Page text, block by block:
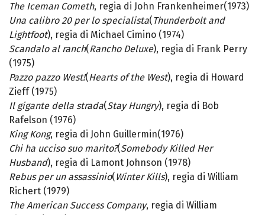
The Iceman Cometh, regia di John Frankenheimer(1973)
Una calibro 20 per lo specialista( Thunderbolt and
Lightfoot), regia di Michael Cimino (1974)
Scandalo al ranch(Rancho Deluxe), regia di Frank Perry
(1975)
Pazzo pazzo West!(Hearts of the West), regia di Howard
Zieff (1975)
Il gigante della strada(Stay Hungry), regia di Bob
Rafelson (1976)
King Kong, regia di John Guillermin(1976)
Chi ha ucciso suo marito?(Somebody Killed Her
Husband), regia di Lamont Johnson (1978)
Rebus per un assassinio( Winter Kills), regia di William
Richert (1979)
The American Success Company, regia di William